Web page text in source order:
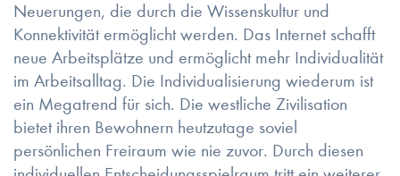
Neuerungen, die durch die Wissenskultur und
Konnektivität ermöglicht werden. Das Internet schafft
neue Arbeitsplätze und ermöglicht mehr Individualität
im Arbeitsalltag. Die Individualisierung wiederum ist
ein Megatrend für sich. Die westliche Zivilisation
bietet ihren Bewohnern heutzutage soviel
persönlichen Freiraum wie nie zuvor. Durch diesen